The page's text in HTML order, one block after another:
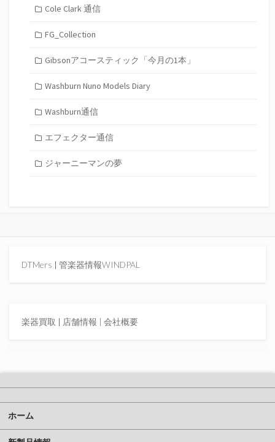
Cole Clark 通信
FG_Collection
Gibsonアコースティック「今月の1本」
Washburn Nuno Models Diary
Washburn通信
エフェクター通信
ジャーニーマンの夢
DTMers | 管楽器情報WINDPAL
楽器買取 | 店舗情報 | 会社概要
ホーム